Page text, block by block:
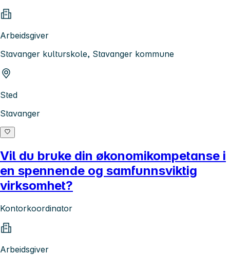
Arbeidsgiver
Stavanger kulturskole, Stavanger kommune
Sted
Stavanger
Vil du bruke din økonomikompetanse i
en spennende og samfunnsviktig
virksomhet?
Kontorkoordinator
Arbeidsgiver